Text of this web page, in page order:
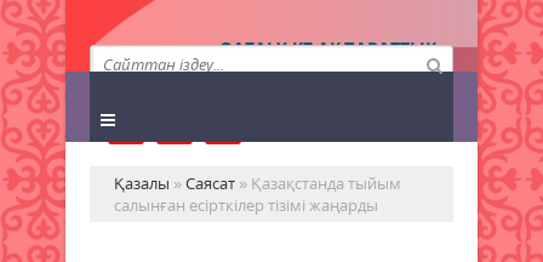
QAZALY.KZ АҚПАРАТТЫҚ
АГЕНТТІГІ
Қазалы »Саясат » Қазақстанда тыйым
салынған есірткілер тізімі жаңарды